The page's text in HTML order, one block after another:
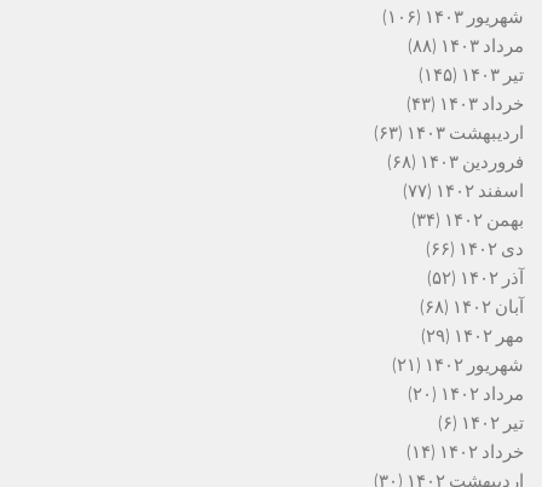
شهریور ۱۴۰۳
(۱۰۶)
مرداد ۱۴۰۳
(۸۸)
تیر ۱۴۰۳
(۱۴۵)
خرداد ۱۴۰۳
(۴۳)
اردیبهشت ۱۴۰۳
(۶۳)
فروردین ۱۴۰۳
(۶۸)
اسفند ۱۴۰۲
(۷۷)
بهمن ۱۴۰۲
(۳۴)
دی ۱۴۰۲
(۶۶)
آذر ۱۴۰۲
(۵۲)
آبان ۱۴۰۲
(۶۸)
مهر ۱۴۰۲
(۲۹)
شهریور ۱۴۰۲
(۲۱)
مرداد ۱۴۰۲
(۲۰)
تیر ۱۴۰۲
(۶)
خرداد ۱۴۰۲
(۱۴)
اردیبهشت ۱۴۰۲
(۳۰)